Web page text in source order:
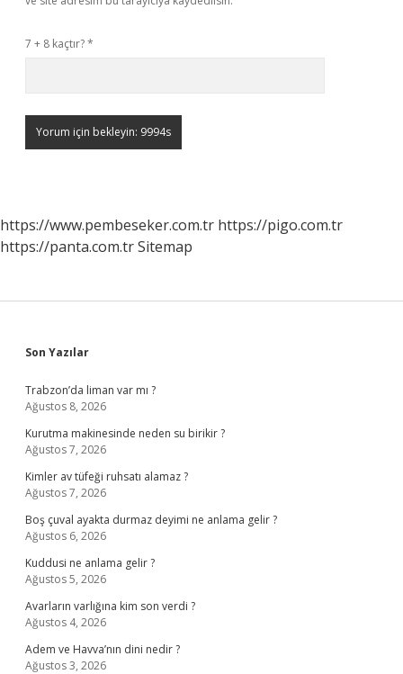
7 + 8 kaçtır?*
https://www.pembeseker.com.tr https://pigo.com.tr
https://panta.com.trSitemap
Sidebar
Son Yazılar
Trabzon’da liman var mı ?
Ağustos 8, 2026
Kurutma makinesinde neden su birikir ?
Ağustos 7, 2026
Kimler av tüfeği ruhsatı alamaz ?
Ağustos 7, 2026
Boş çuval ayakta durmaz deyimi ne anlama gelir ?
Ağustos 6, 2026
Kuddusi ne anlama gelir ?
Ağustos 5, 2026
Avarların varlığına kim son verdi ?
Ağustos 4, 2026
Adem ve Havva’nın dini nedir ?
Ağustos 3, 2026